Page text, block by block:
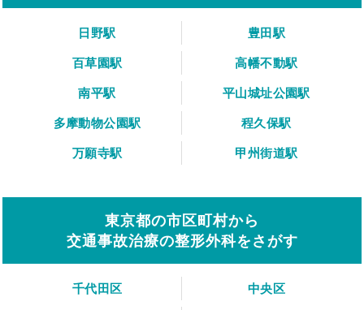
日野駅
豊田駅
百草園駅
高幡不動駅
南平駅
平山城址公園駅
多摩動物公園駅
程久保駅
万願寺駅
甲州街道駅
東京都の市区町村から
交通事故治療の整形外科をさがす
千代田区
中央区